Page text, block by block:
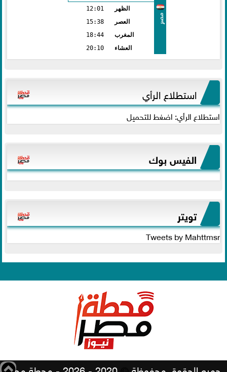
مصر
الظهر
12:01
العصر
15:38
المغرب
18:44
العشاء
20:10
استطلاع الرأي
استطلاع الرأي: اضغط للتحميل
الفيس بوك
تويتر
Tweets by Mahttmsr